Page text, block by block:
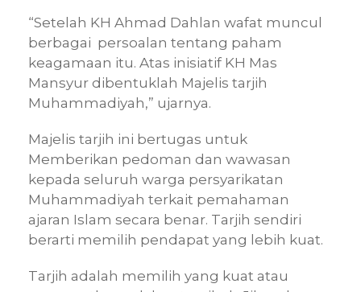
“Setelah KH Ahmad Dahlan wafat muncul
berbagai persoalan tentang paham
keagamaan itu. Atas inisiatif KH Mas
Mansyur dibentuklah Majelis tarjih
Muhammadiyah,” ujarnya.
Majelis tarjih ini bertugas untuk
Memberikan pedoman dan wawasan
kepada seluruh warga persyarikatan
Muhammadiyah terkait pemahaman
ajaran Islam secara benar. Tarjih sendiri
berarti memilih pendapat yang lebih kuat.
Tarjih adalah memilih yang kuat atau